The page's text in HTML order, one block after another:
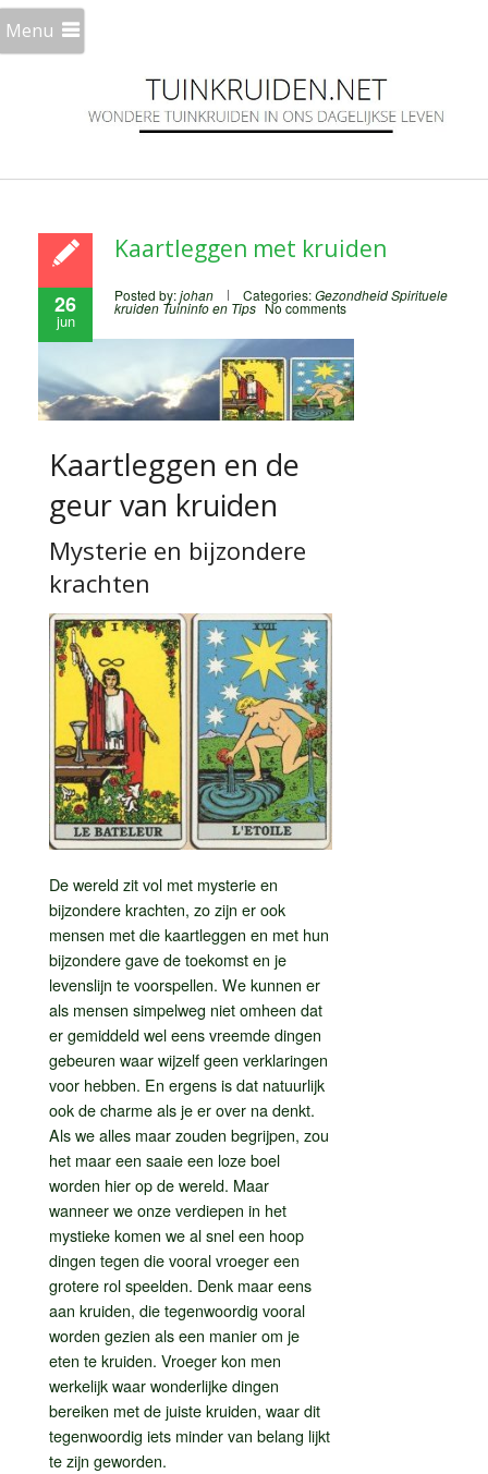
Menu
26
jun
Kaartleggen met kruiden
Posted by:johan Categories:GezondheidSpirituele
kruiden Tuininfo en Tips No comments
Kaartleggen en de
geur van kruiden
Mysterie en bijzondere
krachten
De wereld zit vol met mysterie en
bijzondere krachten, zo zijn er ook
mensen met die kaartleggen en met hun
bijzondere gave de toekomst en je
levenslijn te voorspellen. We kunnen er
als mensen simpelweg niet omheen dat
er gemiddeld wel eens vreemde dingen
gebeuren waar wijzelf geen verklaringen
voor hebben. En ergens is dat natuurlijk
ook de charme als je er over na denkt.
Als we alles maar zouden begrijpen, zou
het maar een saaie een loze boel
worden hier op de wereld. Maar
wanneer we onze verdiepen in het
mystieke komen we al snel een hoop
dingen tegen die vooral vroeger een
grotere rol speelden. Denk maar eens
aan kruiden, die tegenwoordig vooral
worden gezien als een manier om je
eten te kruiden. Vroeger kon men
werkelijk waar wonderlijke dingen
bereiken met de juiste kruiden, waar dit
tegenwoordig iets minder van belang lijkt
te zijn geworden.